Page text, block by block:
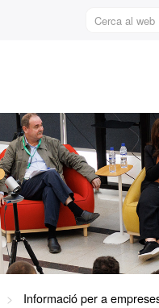
Cerca
Informació per a